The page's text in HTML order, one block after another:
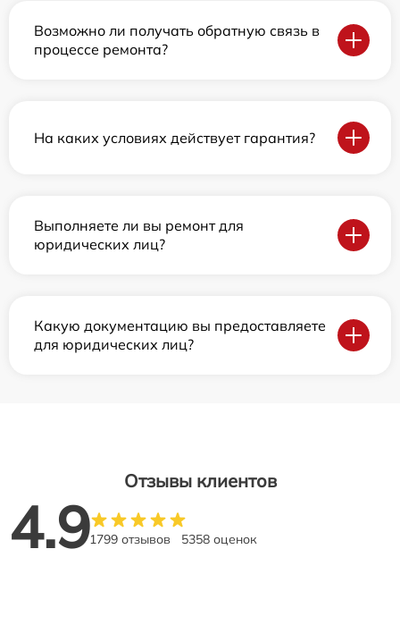
Возможно ли получать обратную связь в
процессе ремонта?
На каких условиях действует гарантия?
Выполняете ли вы ремонт для
юридических лиц?
Какую документацию вы предоставляете
для юридических лиц?
Отзывы клиентов
4.91799 отзывов 5358 оценок